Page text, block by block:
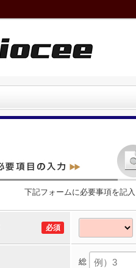
下記フォームに必要事項を記
必須
総